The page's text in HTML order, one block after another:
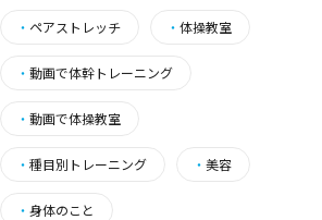
・ ペアストレッチ ・ 体操教室
・ 動画で体幹トレーニング
・ 動画で体操教室
・ 種目別トレーニング ・ 美容
・ 身体のこと